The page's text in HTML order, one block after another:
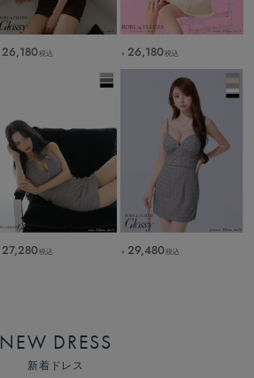
26,180税込 ￥ 26,180税込
27,280税込 ￥ 29,480税込
NEW DRESS
新着ドレス